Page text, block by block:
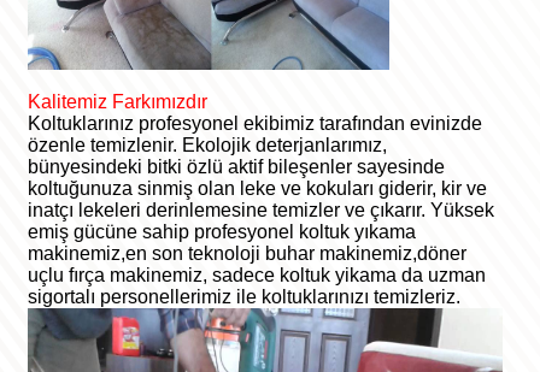
Kalitemiz Farkımızdır
Koltuklarınız profesyonel ekibimiz tarafından evinizde
özenle temizlenir. Ekolojik deterjanlarımız,
bünyesindeki bitki özlü aktif bileşenler sayesinde
koltuğunuza sinmiş olan leke ve kokuları giderir, kir ve
inatçı lekeleri derinlemesine temizler ve çıkarır. Yüksek
emiş gücüne sahip profesyonel koltuk yıkama
makinemiz,en son teknoloji buhar makinemiz,döner
uçlu fırça makinemiz, sadece koltuk yikama da uzman
sigortalı personellerimiz ile koltuklarınızı temizleriz.